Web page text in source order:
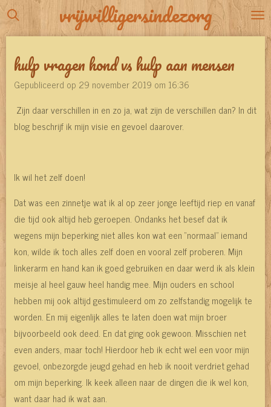
Ga
direct
de
hoofdinhoud
vrijwilligersindezorg
hulp vragen hond vs hulp aan mensen
Gepubliceerd op 29 november 2019 om 16:36
Zijn daar verschillen in en zo ja, wat zijn de verschillen dan? In dit
blog beschrijf ik mijn visie en gevoel daarover.
Ik wil het zelf doen!
Dat was een zinnetje wat ik al op zeer jonge leeftijd riep en vanaf
die tijd ook altijd heb geroepen. Ondanks het besef dat ik
wegens mijn beperking niet alles kon wat een “normaal” iemand
kon, wilde ik toch alles zelf doen en vooral zelf proberen. Mijn
linkerarm en hand kan ik goed gebruiken en daar werd ik als klein
meisje al heel gauw heel handig mee. Mijn ouders en school
hebben mij ook altijd gestimuleerd om zo zelfstandig mogelijk te
worden. En mij eigenlijk alles te laten doen wat mijn broer
bijvoorbeeld ook deed. En dat ging ook gewoon. Misschien net
even anders, maar toch! Hierdoor heb ik echt wel een voor mijn
gevoel, onbezorgde jeugd gehad en heb ik nooit verdriet gehad
om mijn beperking. Ik keek alleen naar de dingen die ik wel kon,
want daar had ik wat aan.